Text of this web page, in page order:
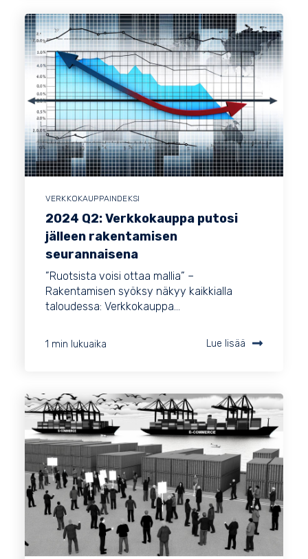
VERKKOKAUPPAINDEKSI
2024 Q2: Verkkokauppa putosi
jälleen rakentamisen
seurannaisena
”Ruotsista voisi ottaa mallia” –
Rakentamisen syöksy näkyy kaikkialla
taloudessa: Verkkokauppa...
1 min lukuaika Lue lisää